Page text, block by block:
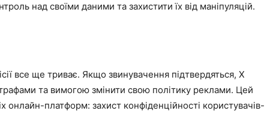
над своїми даними та захистити їх від маніпуляцій.
все ще триває. Якщо звинувачення підтвердяться, X
та вимогою змінити свою політику реклами. Цей
онлайн-платформ: захист конфіденційності користувачів-